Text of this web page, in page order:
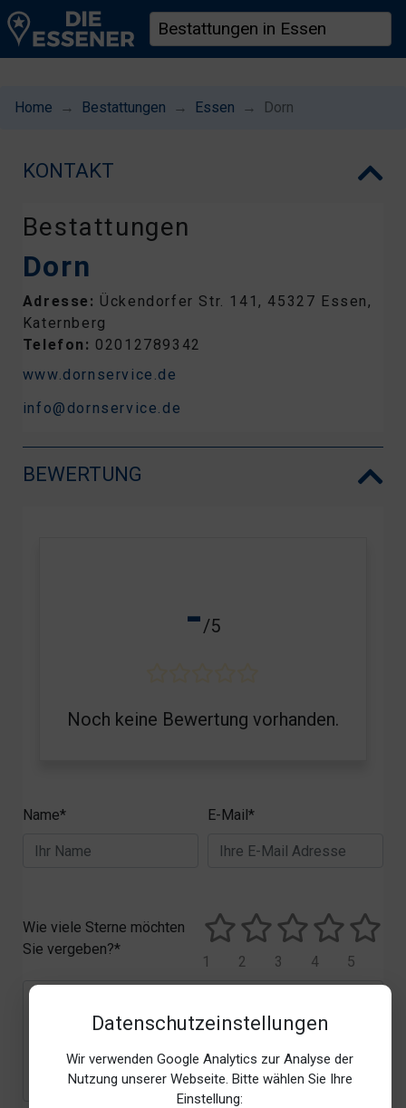
Datenschutzeinstellungen
Wir verwenden Google Analytics zur Analyse der
Nutzung unserer Webseite. Bitte wählen Sie Ihre
Einstellung:
Home Bestattungen Essen Dorn
KONTAKT
Bestattungen
Dorn
Adresse: Ückendorfer Str. 141, 45327 Essen,
Katernberg
Telefon: 02012789342
www.dornservice.de
info@dornservice.de
BEWERTUNG
-/5
Noch keine Bewertung vorhanden.
Name* E-Mail*
Wie viele Sterne möchten
Sie vergeben?*
5
4
3
2
1